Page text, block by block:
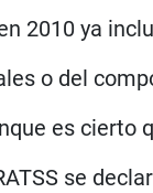
2010 ya
o del
es cierto
se